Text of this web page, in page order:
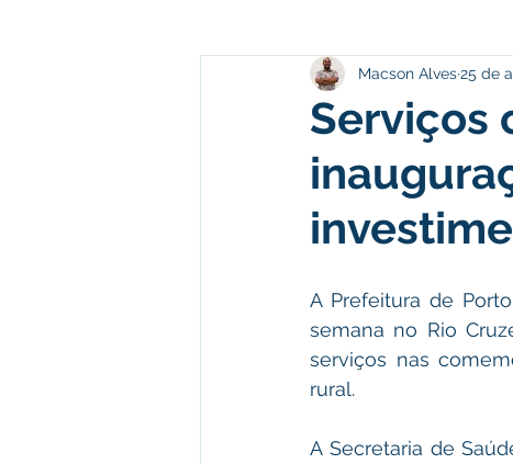
Agricultura e Meio Ambiente
Institucional e Governo
Licitações Leilão Eleições
Serviços
Macson Alves25 de
A Prefeitura de
semana no Rio
serviços nas
rural.
A Secretaria de